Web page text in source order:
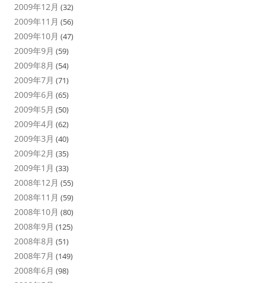
2009年12月 (32)
2009年11月 (56)
2009年10月 (47)
2009年9月 (59)
2009年8月 (54)
2009年7月 (71)
2009年6月 (65)
2009年5月 (50)
2009年4月 (62)
2009年3月 (40)
2009年2月 (35)
2009年1月 (33)
2008年12月 (55)
2008年11月 (59)
2008年10月 (80)
2008年9月 (125)
2008年8月 (51)
2008年7月 (149)
2008年6月 (98)